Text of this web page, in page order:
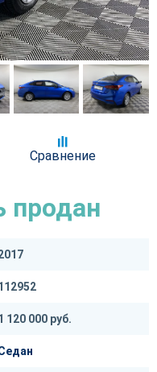
Сравнение
продан
120 000 руб.